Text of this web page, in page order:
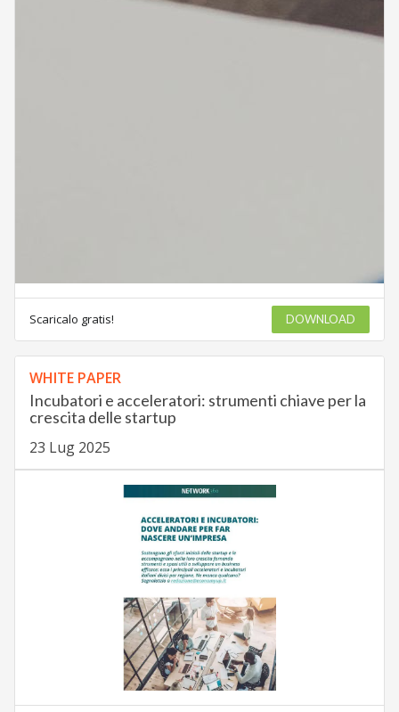
Scaricalo gratis! DOWNLOAD
WHITE PAPER
Incubatori e acceleratori: strumenti chiave per la
crescita delle startup
23 Lug 2025